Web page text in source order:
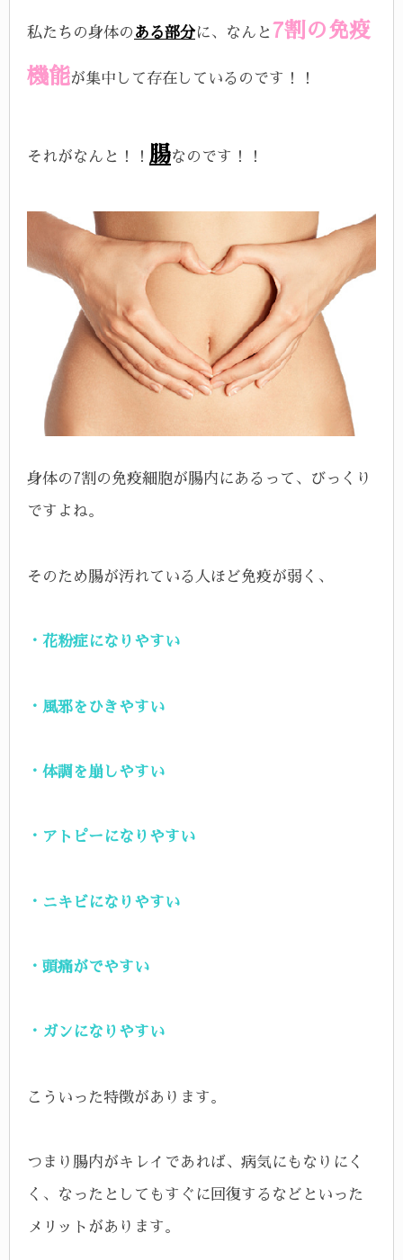
私たちの身体の ある部分に、なんと 7割の免疫
機能が集中して存在しているのです！！
それがなんと！！ 腸なのです！！
身体の7割の免疫細胞が腸内にあるって、びっくり
ですよね。
そのため腸が汚れている人ほど免疫が弱く、
・花粉症になりやすい
・風邪をひきやすい
・体調を崩しやすい
・アトピーになりやすい
・ニキビになりやすい
・頭痛がでやすい
・ガンになりやすい
こういった特徴があります。
つまり腸内がキレイであれば、病気にもなりにく
く、なったとしてもすぐに回復するなどといった
メリットがあります。